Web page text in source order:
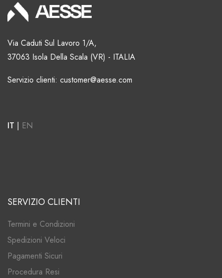
Via Caduti Sul Lavoro 1/A,
37063 Isola Della Scala (VR) - ITALIA
Servizio clienti: customer@aesse.com
IT | EN
SERVIZIO CLIENTI
Termini e Condizioni
Spedizioni Veloci
Pagamenti Sicuri
Procedura Resi